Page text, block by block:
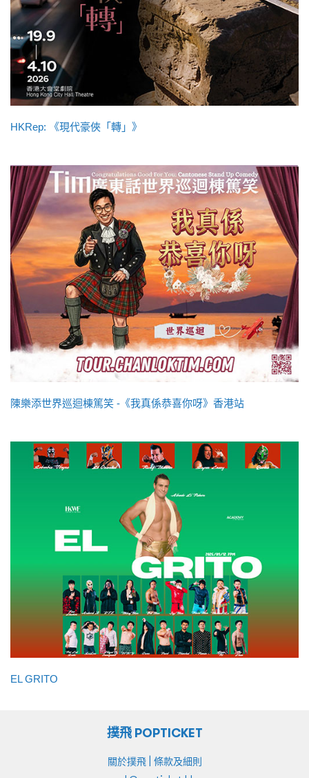
HKRep: 《現代豪俠「轉」》
陳樂添世界巡迴棟篤笑 -《我真係恭喜你呀》香港站
EL GRITO
撲飛 POPTICKET
關於撲飛| 條款及細則